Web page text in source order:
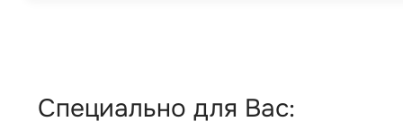
Специально для Вас: